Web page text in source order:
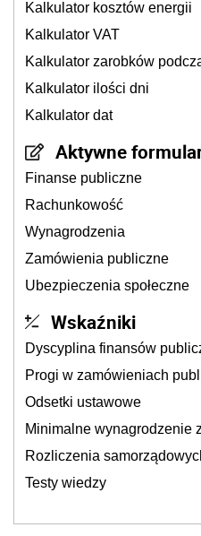
Kalkulator kosztów energii
Kalkulator VAT
Kalkulator zarobków
Kalkulator ilości dni
Kalkulator dat
Aktywne
Finanse publiczne
Rachunkowość
Wynagrodzenia
Zamówienia publiczne
Ubezpieczenia społeczne
Wskaźniki
Dyscyplina finansów
Progi w zamówieniach
Odsetki ustawowe
Minimalne wynagrodzenie
Rozliczenia
Testy wiedzy